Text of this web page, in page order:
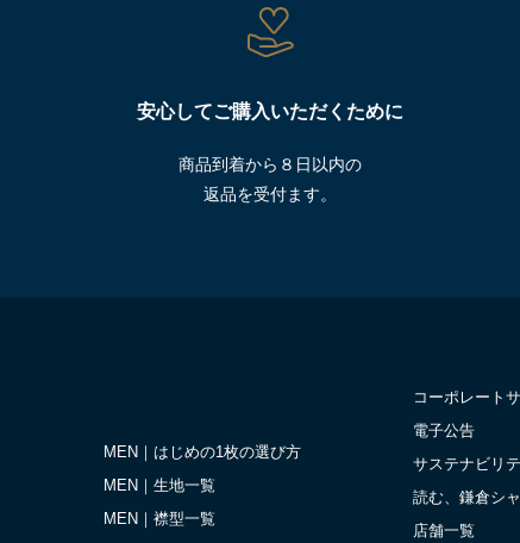
安心してご購入いただくために
商品到着から８日以内の
返品を受付ます。
MEN｜はじめの1枚の選び方
MEN｜生地一覧
MEN｜襟型一覧
コーポレート
電子公告
サステナビリ
読む、鎌倉シ
店舗一覧